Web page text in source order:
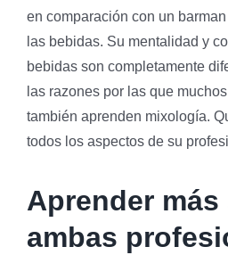
en comparación con un
las bebidas. Su mentalidad y
bebidas son completamente
las razones por las que
también aprenden mixología.
todos los aspectos de su
Aprender más
ambas